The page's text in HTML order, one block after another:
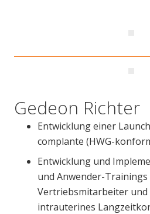
Gedeon Richter
Entwicklung einer
complante (HWG-
Entwicklung und
und Anwender-
Vertriebsmitarbeiter und
intrauterines